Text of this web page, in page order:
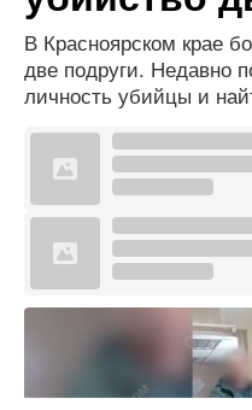
В Красноярском крае
две подруги. Недавно
личность убийцы и